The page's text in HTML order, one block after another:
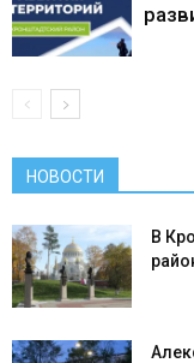
НОВОСТИ
В